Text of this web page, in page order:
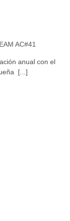
AC#41
anual con el
[...]